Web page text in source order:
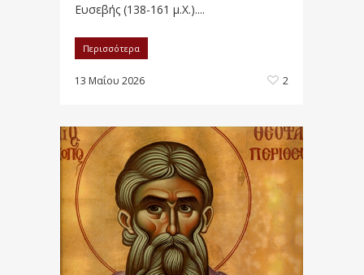
Ευσεβής (138-161 μ.Χ.)....
Περισσότερα
13 Μαΐου 2026 2